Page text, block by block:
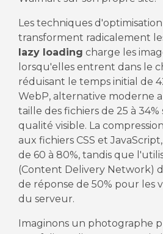
Les techniques
transforment radicalement
lazy loading charge les
lorsqu'elles entrent dans le
réduisant le temps initial de
WebP, alternative moderne
taille des fichiers de 25 à
qualité visible. La
aux fichiers CSS et
de 60 à 80%, tandis que
(Content Delivery Network)
de réponse de 50% pour les
du serveur.
Imaginons un photographe